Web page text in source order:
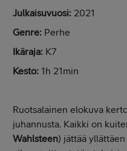
Julkaisuvuosi: 2021
Genre: Perhe
Ikäraja: K7
Kesto: 1h 21min
Ruotsalainen elokuva
juhannusta. Kaikki on
Wahlsteen) jättää yllättäen